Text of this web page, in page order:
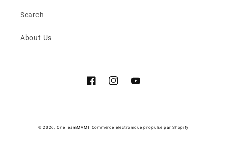
Search
About Us
FacebookInstagramYouTube
© 2026,OneTeamMVMT Commerce électronique propulsé par Shopify